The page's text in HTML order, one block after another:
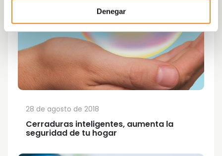
Denegar
Cerraduras inteligentes, aumenta la
seguridad de tu hogar
28 de agosto de 2018